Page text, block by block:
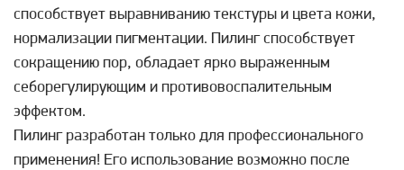
способствует выравниванию текстуры и цвета кожи,
нормализации пигментации. Пилинг способствует
сокращению пор, обладает ярко выраженным
себорегулирующим и противовоспалительным
эффектом.
Пилинг разработан только для профессионального
применения! Его использование возможно после